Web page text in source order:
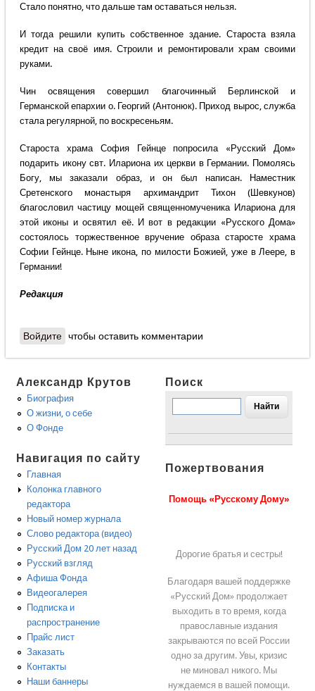
Стало понятно, что дальше там оставаться нельзя.
И тогда решили купить собственное здание. Староста взяла
кредит на своё имя. Строили и ремонтировали храм своими
руками.
Чин освящения совершил благочинный Берлинской и
Германскойепархии о. Георгий (Антонюк). Приход вырос, служба
стала регулярной, по воскресеньям.
Староста храма София Гейнце попросила «Русский Дом»
подарить икону свт. Илариона их церкви в Германии. Помолясь
Богу, мы заказали образ, и он был написан. Наместник
Сретенского монастыря архимандрит Тихон (Шевкунов)
благословил частицу мощей священномученика Илариона для
этой иконы и освятил её. И вот в редакции «Русского Дома»
состоялось торжественное вручение образа старосте храма
Софии Гейнце. Ныне икона, по милости Божией, уже в Леере, в
Германии!
Редакция
Войдите чтобы оставить комментарии
Александр Крутов
Биография
О жизни, о себе
О Фонде
Навигация по сайту
Главная
Колонка главного
редактора
Новый номер журнала
Слово редактора (видео)
Русский Дом 20 лет назад
Русский взгляд
Афиша Фонда
Видеогалерея
Подписка и
распространение
Прайс лист
Заказать
Контакты
Наши баннеры
Поиск
Пожертвования
Помощь «Русскому Дому»
Дорогие братья и сестры!
Благодаря вашей поддержке
«Русский Дом» продолжает
выходить в то время, когда
православные издания
закрываются по всей России
одно за другим. Увы, кризис
не миновал никого. Мы
нуждаемся в вашей помощи.